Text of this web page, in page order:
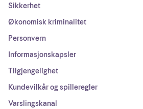
Sikkerhet
Økonomisk kriminalitet
Personvern
Informasjonskapsler
Tilgjengelighet
Kundevilkår og spilleregler
Varslingskanal